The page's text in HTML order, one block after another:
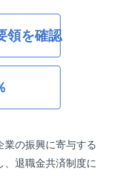
領を確認
の振興に寄与する
、退職金共済制度に